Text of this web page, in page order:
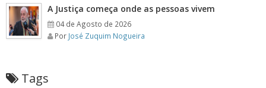
A Justiça começa onde as pessoas vivem
04 de Agosto de 2026
Por José Zuquim Nogueira
Tags